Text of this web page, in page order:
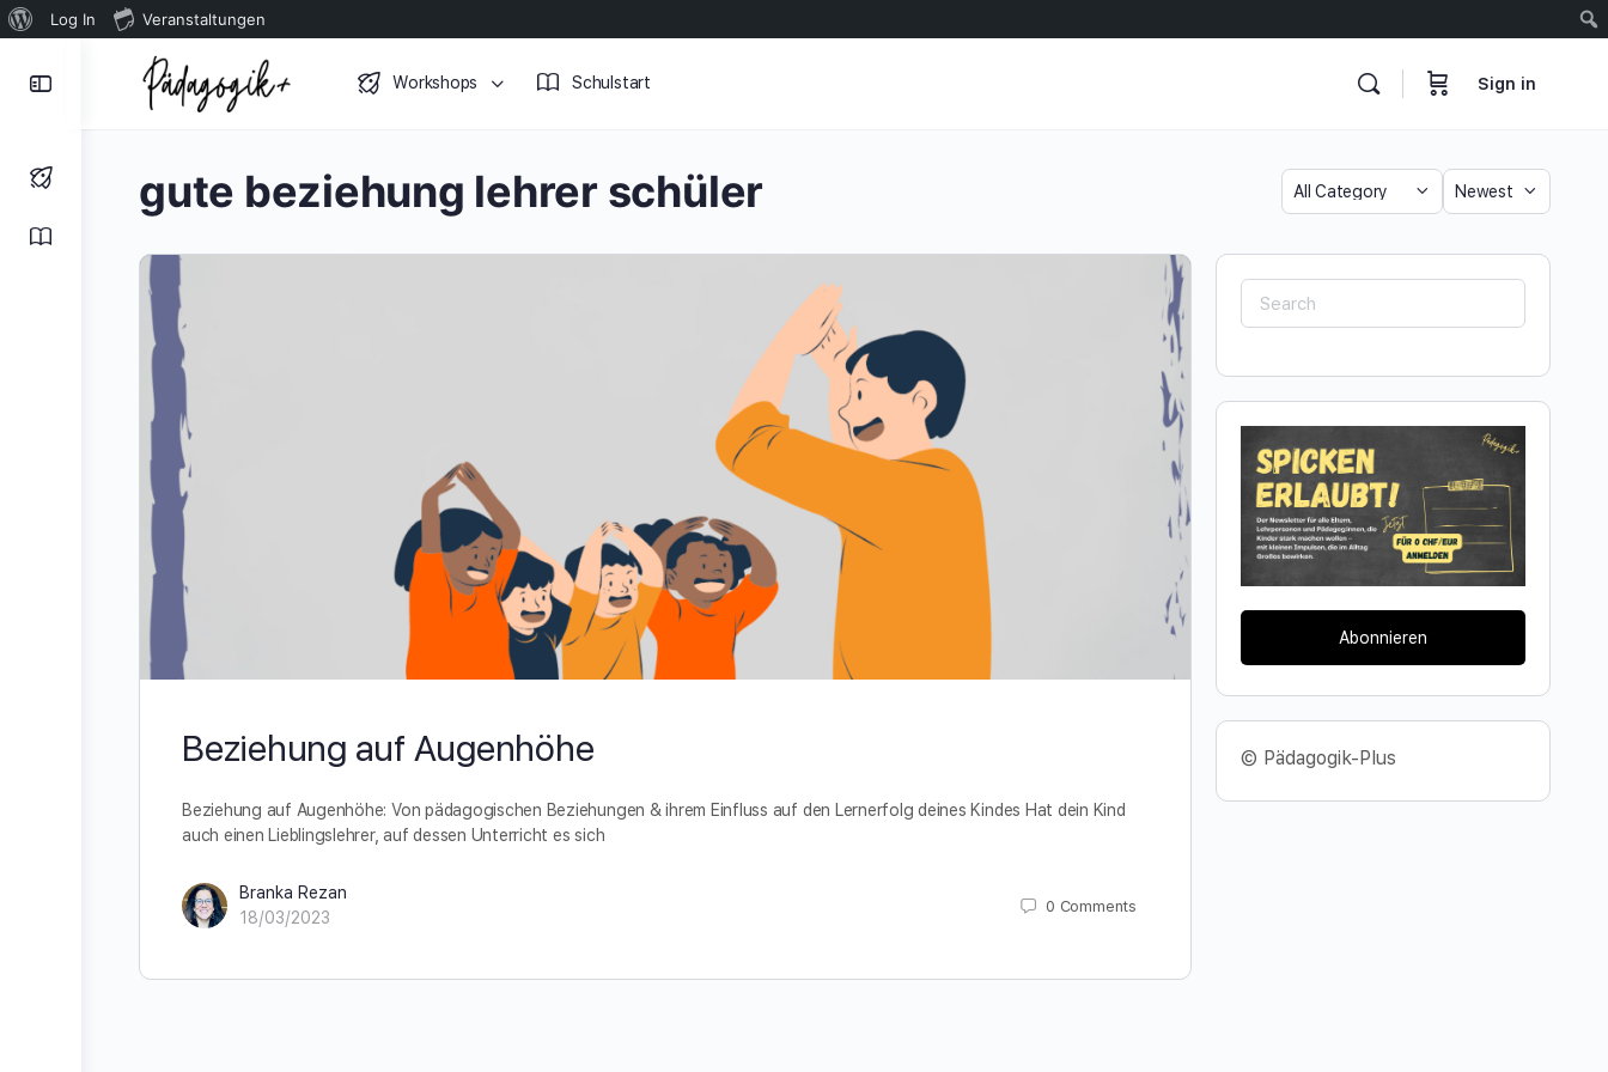
Über
Log In Veranstaltungen
Workshops Schulstart Sign in
gute beziehung lehrer schüler Category
Sort
Beziehung auf Augenhöhe
Beziehung auf Augenhöhe: Von pädagogischen Beziehungen & ihrem Einfluss auf den Lernerfolg deines Kindes Hat dein Kind
auch einen Lieblingslehrer, auf dessen Unterricht es sich
Branka Rezan
18/03/2023
0 Comments
Search
for:
Abonnieren
© Pädagogik-Plus